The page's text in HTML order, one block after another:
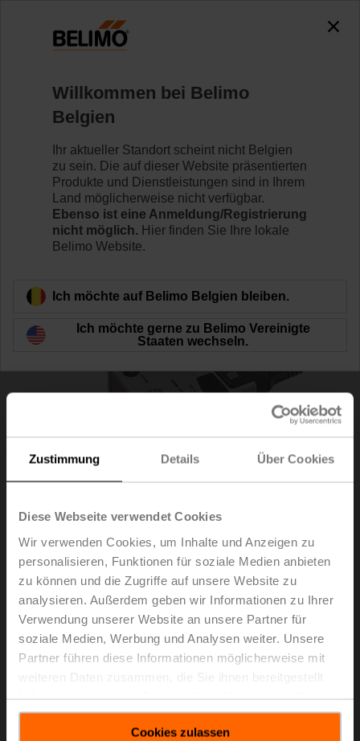
Zustimmung Details Über Cookies
Diese Webseite verwendet Cookies
Wir verwenden Cookies, um Inhalte und Anzeigen zu
personalisieren, Funktionen für soziale Medien anbieten
zu können und die Zugriffe auf unsere Website zu
analysieren. Außerdem geben wir Informationen zu Ihrer
Verwendung unserer Website an unsere Partner für
soziale Medien, Werbung und Analysen weiter. Unsere
Partner führen diese Informationen möglicherweise mit
gesammelt haben.
Cookies zulassen
NM24A-VST
Mehr erfahren
Zurück zur Produktkategorie
NM24A-VST
Nur über Hersteller von VAV-Boxen verfügbar
Willkommen bei Belimo
Belgien
Ihr aktueller Standort scheint nicht Belgien
zu sein. Die auf dieser Website präsentierten
Produkte und Dienstleistungen sind in Ihrem
Land möglicherweise nicht verfügbar.
Ebenso ist eine Anmeldung/Registrierung
nicht möglich. Hier finden Sie Ihre lokale
Belimo Website.
Ich möchte auf Belimo Belgien bleiben.
Ich möchte gerne zu Belimo Vereinigte
Staaten wechseln.